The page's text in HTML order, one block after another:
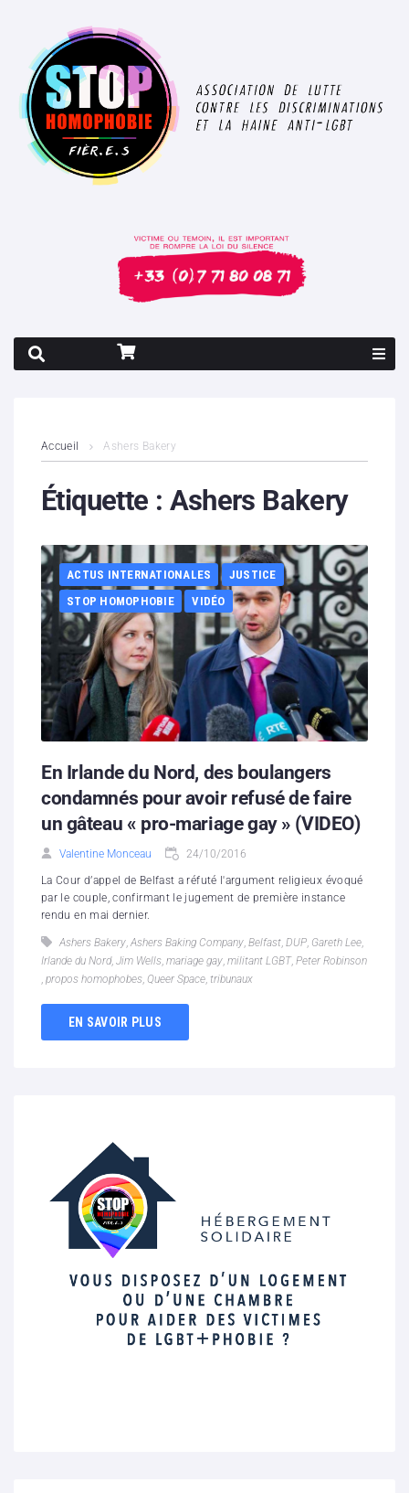
Contenus litigieux
Boutique
Partenaires
Contacts
Hébergement solidaire
Accueil Ashers Bakery
Étiquette : Ashers Bakery
ACTUS INTERNATIONALES
JUSTICE
STOP HOMOPHOBIE
VIDÉO
En Irlande du Nord, des boulangers
condamnés pour avoir refusé de faire
un gâteau « pro-mariage gay » (VIDEO)
Valentine Monceau 24/10/2016
La Cour d’appel de Belfast a réfuté l'argument religieux évoqué
par le couple, confirmant le jugement de première instance
rendu en mai dernier.
Ashers Bakery, Ashers Baking Company, Belfast, DUP, Gareth Lee,
Irlande du Nord, Jim Wells, mariage gay, militant LGBT, Peter Robinson
, propos homophobes, Queer Space, tribunaux
EN SAVOIR PLUS